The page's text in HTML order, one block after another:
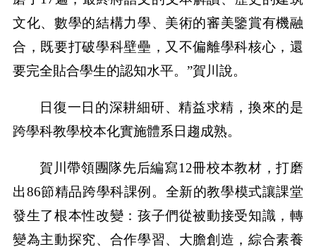
文化、數學的結構力學、美術的審美鑒賞有機融
合，既要打破學科壁壘，又不偏離學科核心，還
要完全貼合學生的認知水平。”賀川說。
日復一日的深耕細研、精益求精，換來的是
跨學科教學校本化實施體系日趨成熟。
賀川帶領團隊先后編寫12冊校本教材，打磨
出86節精品跨學科課例。全新的教學模式讓課堂
發生了根本性改變：孩子們從被動接受知識，轉
變為主動探究、合作學習、大膽創造，綜合素養